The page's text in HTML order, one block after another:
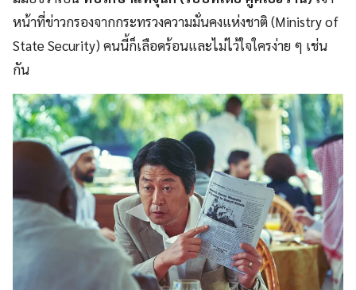
หน้าที่ข่าวกรองจากกระทรวงความมั่นคงแห่งชาติ (Ministry of
State Security) คนนี้ก็เลือดร้อนและไม่ไว้ใจใครง่าย ๆ เช่น
กัน